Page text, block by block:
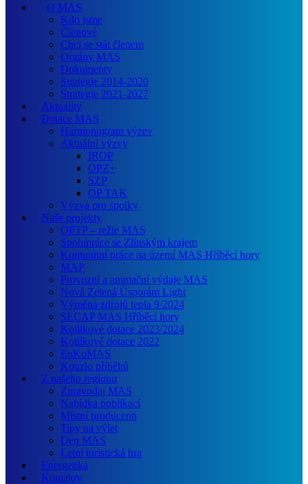
O MAS
Kdo jsme
Členové
Chci se stát členem
Orgány MAS
Dokumenty
Strategie 2014-2020
Strategie 2021-2027
Aktuality
Dotace MAS
Harmonogram výzev
Aktuální výzvy
IROP
OPZ+
SZP
OP TAK
Výzva pro spolky
Naše projekty
OPTP – režie MAS
Spolupráce se Zlínským krajem
Komunitní práce na území MAS Hříběcí hory
MAP
Provozní a animační výdaje MAS
Nová Zelená Úsporám Light
Výměna zdrojů tepla 9/2024
SECAP MAS Hříběcí hory
Kotlíkové dotace 2023/2024
Kotlíkové dotace 2022
EnKoMAS
Kouzlo příběhů
Z našeho regionu
Zpravodaj MAS
Nabídka publikací
Místní producenti
Tipy na výlet
Den MAS
Letní turistická hra
Energetika
Kontakty